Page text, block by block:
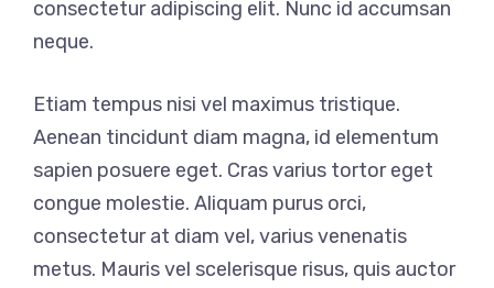
consectetur adipiscing elit. Nunc id accumsan
neque.
Etiam tempus nisi vel maximus tristique.
Aenean tincidunt diam magna, id elementum
sapien posuere eget. Cras varius tortor eget
congue molestie. Aliquam purus orci,
consectetur at diam vel, varius venenatis
metus. Mauris vel scelerisque risus, quis auctor